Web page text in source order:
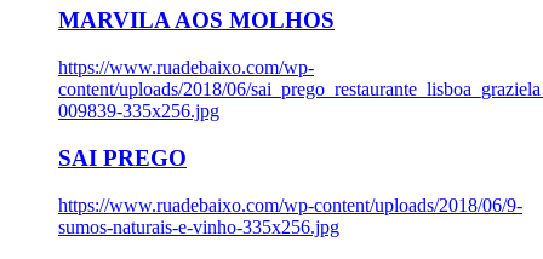
MARVILA AOS MOLHOS
https://www.ruadebaixo.com/wp-
content/uploads/2018/06/
009839-335x256.jpg
SAI PREGO
https://www.ruadebaixo.com/wp-content/uploads/2018/06/9-
sumos-naturais-e-vinho-335x256.jpg